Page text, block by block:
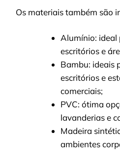
Os materiais também são
Alumínio: ideal
escritórios e
Bambu: ideais
escritórios e
comerciais;
PVC: ótima
lavanderias e
Madeira
ambientes